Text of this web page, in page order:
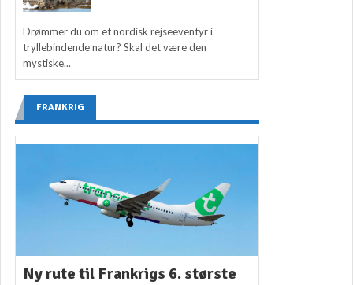
Drømmer du om et nordisk rejseeventyr i
tryllebindende natur? Skal det være den
mystiske...
FRANKRIG
Ny rute til Frankrigs 6. største